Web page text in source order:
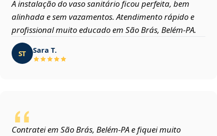
A instalação do vaso sanitário ficou perfeita, bem
alinhada e sem vazamentos. Atendimento rápido e
profissional muito educado em São Brás, Belém‑PA.
ST Sara T.
Contratei em São Brás, Belém‑PA e fiquei muito